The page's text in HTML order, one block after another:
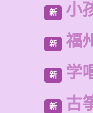
新 小
新 福
新 学
新 古